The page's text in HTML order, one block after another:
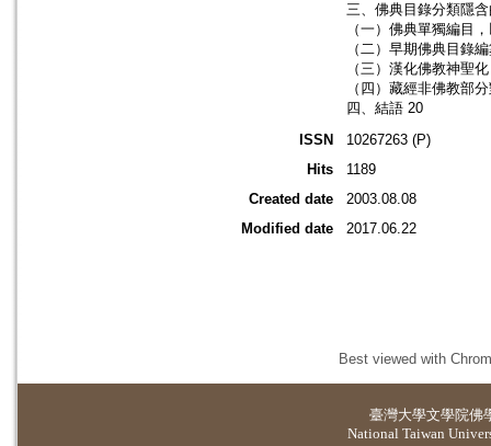
三、佛典目錄分類隱
（一）佛典單獨編目
（二）早期佛典目錄
（三）漢化佛教神聖
（四）藏經非佛教部
四、結語 20
ISSN
10267263 (P)
Hits
1189
Created date
2003.08.08
Modified date
2017.06.22
Best viewed with
臺灣大學文學院佛
National Taiwan